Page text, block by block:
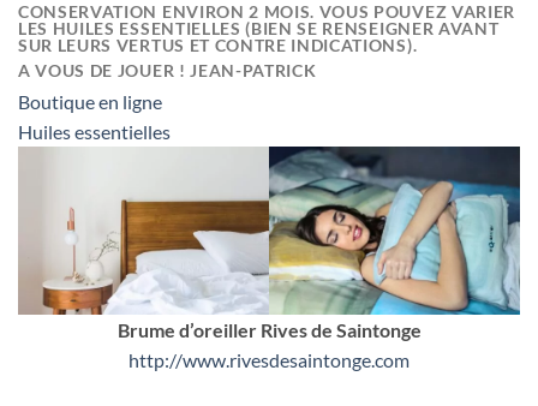
CONSERVATION ENVIRON 2 MOIS. VOUS POUVEZ VARIER
LES HUILES ESSENTIELLES (BIEN SE RENSEIGNER AVANT
SUR LEURS VERTUS ET CONTRE INDICATIONS).
A VOUS DE JOUER ! JEAN-PATRICK
Boutique en ligne
Huiles essentielles
Brume d’oreiller Rives de Saintonge
http://www.rivesdesaintonge.com